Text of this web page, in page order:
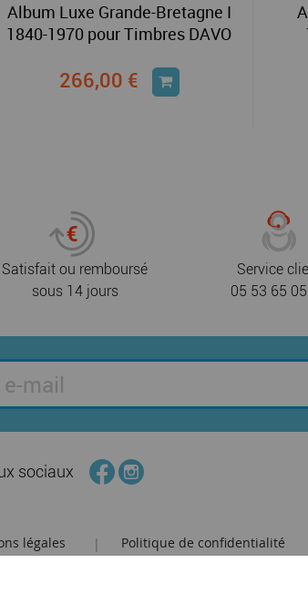
Album Luxe Grande-Bretagne I
1840-1970 pour Timbres DAVO
266,00 €
Satisfait ou remboursé
sous 14 jours
Service
05 53 65
sociaux
légales | Politique de confidentialité